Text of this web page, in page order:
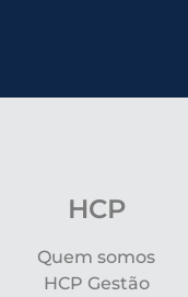
HCP
Quem somos
HCP Gestão